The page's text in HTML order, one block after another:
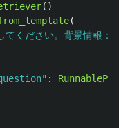
()
(
してください。背景情報
" :